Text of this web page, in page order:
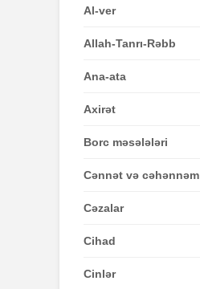
Al-ver
Allah-Tanrı-Rəbb
Ana-ata
Axirət
Borc məsələləri
Cənnət və cəhənnəm
Cəzalar
Cihad
Cinlər